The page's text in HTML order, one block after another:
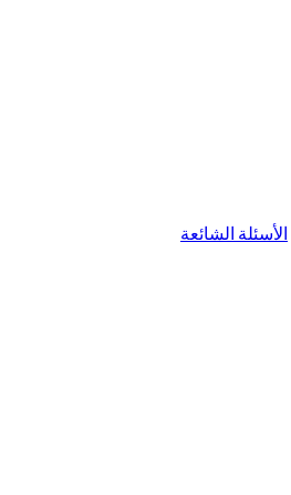
الأسئلة الشائعة